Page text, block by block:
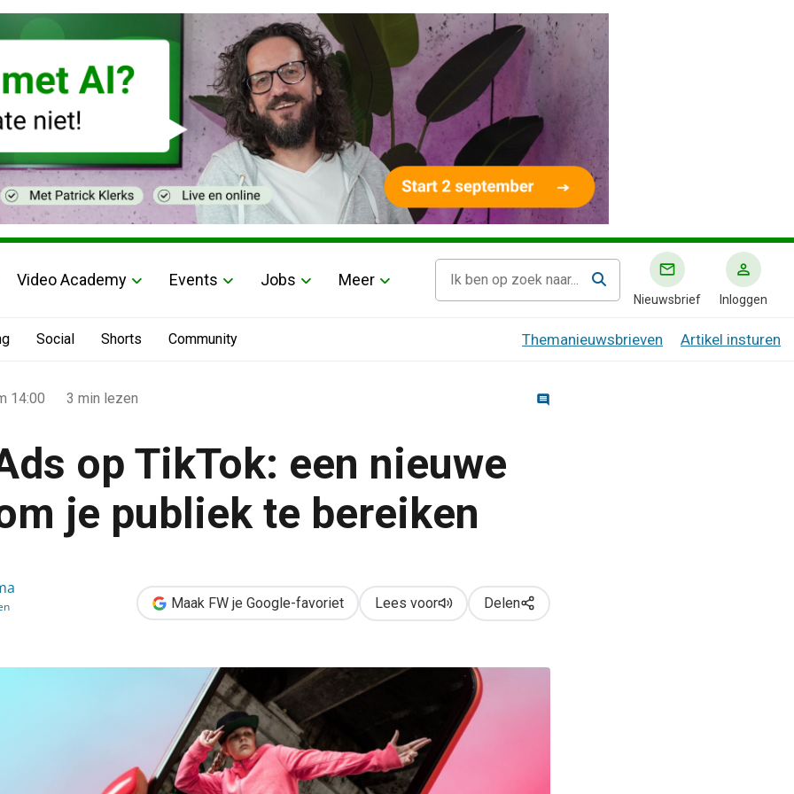
Video Academy Events Jobs Meer
Nieuwsbrief Inloggen
Social Shorts Community Themanieuwsbrieven Artikel insturen
14:00 3 min lezen
op TikTok: een nieuwe
je publiek te bereiken
Maak FW je Google-favoriet Lees voor Delen